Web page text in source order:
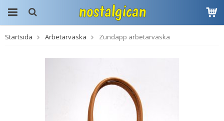
Produkten har blivit
tillagd i varukorgen
Startsida Arbetarväska Zundapp arbetarväska